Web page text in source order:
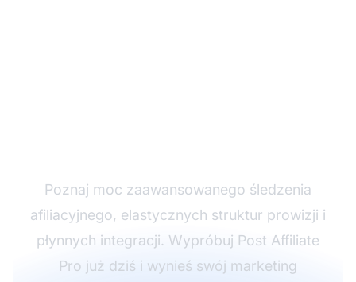
Poznaj moc zaawansowanego śledzenia
afiliacyjnego, elastycznych struktur prowizji i
płynnych integracji. Wypróbuj Post Affiliate
Pro już dziś i wynieś swój marketing